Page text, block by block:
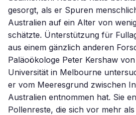
gesorgt, als er Spuren
Australien auf ein Alter von
schätzte. Ünterstützung für
aus einem gänzlich anderen
Paläoökologe Peter Kershaw
Universität in Melbourne
er vom Meeresgrund zwischen
Australien entnommen hat. Sie
Pollenreste, die sich vor mehr